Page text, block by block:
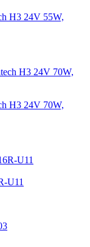
H3 24V 55W,
H3 24V 70W,
U11